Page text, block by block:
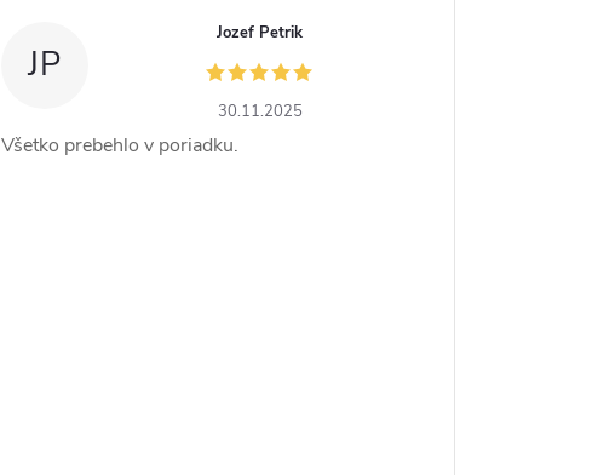
JP
Jozef Petrik
30.11.2025
Všetko prebehlo v poriadku.